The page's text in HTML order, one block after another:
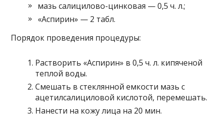
мазь салицилово-цинковая — 0,5 ч. л.;
«Аспирин» — 2 табл.
Порядок проведения процедуры:
Растворить «Аспирин» в 0,5 ч. л. кипяченой
теплой воды.
Смешать в стеклянной емкости мазь с
ацетилсалициловой кислотой, перемешать.
Нанести на кожу лица на 20 мин.